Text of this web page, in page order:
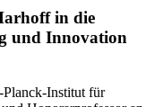
in die
und Innovation
Institut für